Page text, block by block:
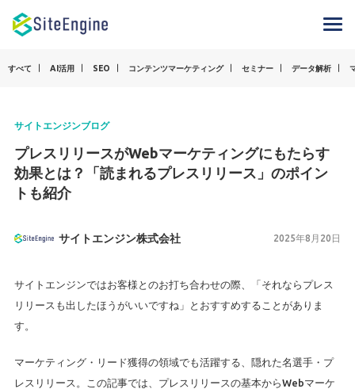
すべて AI活用 SEO コンテンツマーケティング セミナー データ解析
サイトエンジンブログ
プレスリリースがWebマーケティングにもたらす
効果とは？「読まれるプレスリリース」のポイン
トも紹介
サイトエンジン株式会社 2025年8月20日
サイトエンジンではお客様とのお打ち合わせの際、「それならプレス
リリースも出したほうがいいですね」とおすすめすることがありま
す。
マーケティング・リード獲得の領域でも活躍する、隠れた名選手・プ
レスリリース。この記事では、プレスリリースの基本からWebマーケ